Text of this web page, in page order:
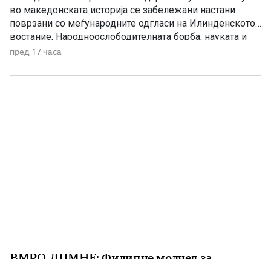
во македонската историја се забележани настани
поврзани со меѓународните одгласи на Илинденското
востание, Народноослободителната борба, науката и
современата македонска уметност. 1903 – Европскиот
1903 година европската јавност ги добила првите
пред 17 часа